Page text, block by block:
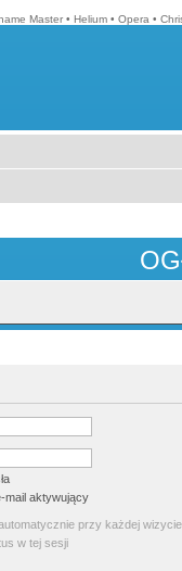
Master • Helium • Opera •
mail aktywujący
przy każdej wizycie
w tej sesji